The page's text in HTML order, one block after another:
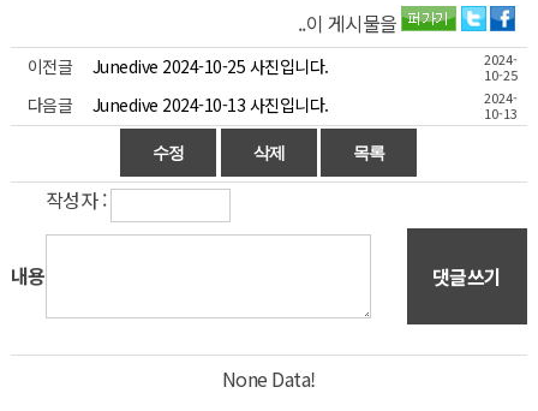
..이 게시물을
이전글 Junedive 2024-10-25 사진입니다.
2024-
10-25
다음글 Junedive 2024-10-13 사진입니다.
2024-
10-13
작성자 :
내용 댓글쓰기
None Data!